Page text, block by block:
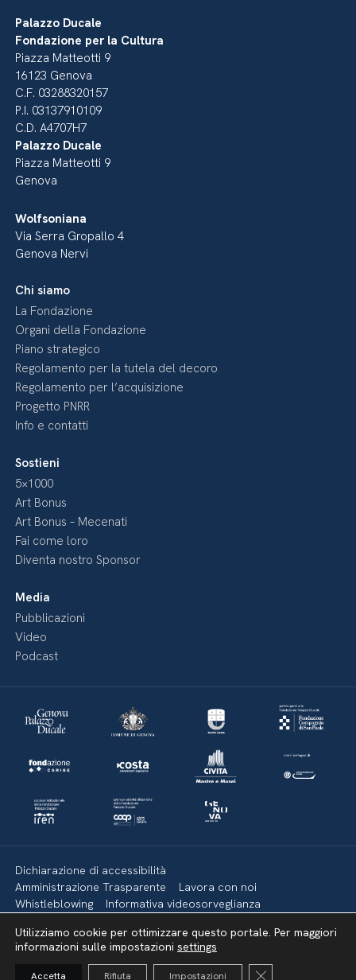
Palazzo Ducale
Fondazione per la Cultura
Piazza Matteotti 9
16123 Genova
C.F. 03288320157
P.I. 03137910109
C.D. A4707H7
Palazzo Ducale
Piazza Matteotti 9
Genova
Wolfsoniana
Via Serra Gropallo 4
Genova Nervi
Chi siamo
La Fondazione
Organi della Fondazione
Piano strategico
Regolamento per la tutela del decoro
Regolamento per l’acquisizione
Progetto PNRR
Info e contatti
Sostieni
5×1000
Art Bonus
Art Bonus – Mecenati
Fai come loro
Diventa nostro Sponsor
Media
Pubblicazioni
Video
Podcast
Dichiarazione di accessibilità
Amministrazione Trasparente
Lavora con noi
Whistleblowing
Informativa videosorveglianza
Mappa del sito
Utilizziamo cookie per ottimizzare questo portale. Per maggiori
informazioni sulle impostazioni settings
Accetta Rifiuta Impostazioni Close GDPR